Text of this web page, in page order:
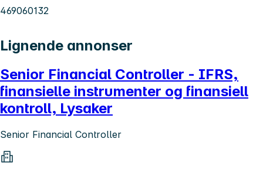
469060132
Lignende annonser
Senior Financial Controller - IFRS,
finansielle instrumenter og finansiell
kontroll, Lysaker
Senior Financial Controller